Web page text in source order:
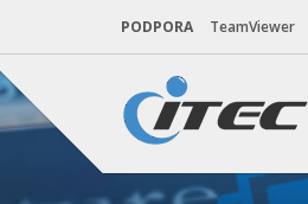
PODPORA TeamViewer